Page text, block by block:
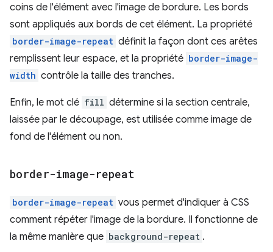
coins de l'élément avec l'image de bordure. Les bords
sont appliqués aux bords de cet élément. La propriété
border-image-repeat définit la façon dont ces arêtes
remplissent leur espace, et la propriété border-image-
width contrôle la taille des tranches.
Enfin, le mot clé fill détermine si la section centrale,
laissée par le découpage, est utilisée comme image de
fond de l'élément ou non.
border-image-repeat
border-image-repeat vous permet d'indiquer à CSS
comment répéter l'image de la bordure. Il fonctionne de
la même manière que background-repeat .